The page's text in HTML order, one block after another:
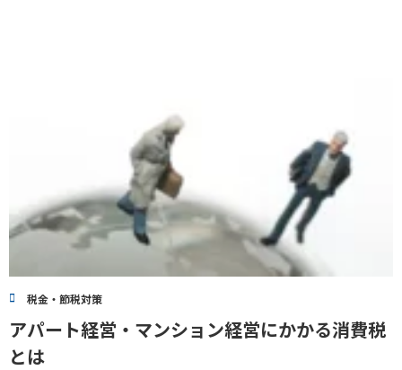
税金・節税対策
アパート経営・マンション経営にかかる消費税
とは